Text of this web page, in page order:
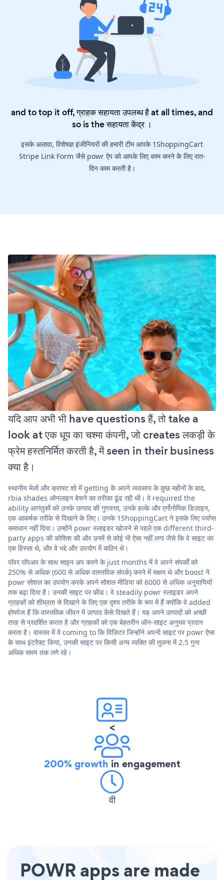
and to top it off, ग्राहक सहायता उपलब्ध है at all times, and
so is theसहायता केंद्र।
इसके अलावा, विशेषज्ञ इंजीनियरों की हमारी टीम आपके 1ShoppingCart
Stripe Link Form जैसे powr ऐप को आपके लिए काम करने के लिए रात-
दिन काम करती है।
यदि आप अभी भी have questions हैं, तो take a
look at एक धूप का चश्मा कंपनी, जो creates लकड़ी के
फ्रेम हस्तनिर्मित करती है, में seen in their business
क्या है।
स्थानीय मेलों और क्राफ्ट शो में getting के अपने व्यवसाय के कुछ महीनों के बाद,
rbia shades ऑनलाइन बेचने का तरीका ढूंढ रही थी। वे required the
ability आगंतुकों को उनके उत्पाद की गुणवत्ता, उनके हल्के और एर्गोनोमिक डिज़ाइन,
एक आकर्षक तरीके से दिखाने के लिए। उनके 1ShoppingCart ने इसके लिए पर्याप्त
समाधान नहीं दिया। उन्होंने powr स्लाइडर खोजने से पहले एक different third-
party apps की कोशिश की और उनमें से कोई भी ऐसा नहीं लगा जैसे कि वे साइट का
एक हिस्सा थे, और वे भद्दे और उपयोग में कठिन थे।
पॉवर पॉपअप के साथ साइन अप करने के just months में वे अपने संपर्कों को
250% से अधिक (600 से अधिक वास्तविक संपर्क) करने में सक्षम थे और boost ने
powr सोशल का उपयोग करके अपने सोशल मीडिया को 6000 से अधिक अनुयायियों
तक बढ़ा दिया है। उनकी साइट पर फ़ीड। वे steadily powr स्लाइडर अपने
ग्राहकों को शीघ्रता से दिखाने के लिए एक दृश्य तरीके के रूप में हैं क्योंकि वे added
होमपेज हैं कि वास्तविक जीवन में उत्पाद कैसे दिखते हैं। यह अपने उत्पादों को अच्छी
तरह से प्रदर्शित करता है और ग्राहकों को एक बेहतरीन ऑन-साइट अनुभव प्रदान
करता है। वास्तव में वे coming to कि विज़िटर जिन्होंने अपनी साइट पर powr ऐप्स
के साथ इंटरैक्ट किया, उनकी साइट पर किसी अन्य व्यक्ति की तुलना में 2.5 गुना
अधिक समय तक लगे रहे।
<
200% growth in engagement
वी
POWR apps are made